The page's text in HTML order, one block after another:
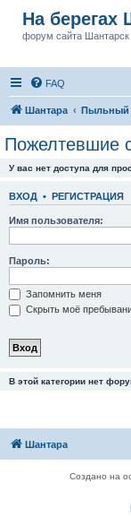
На берегах
форум сайта Шантарск
FAQ
Шантара Пыльный
Пожелтевшие
У вас нет доступа для
ВХОД • РЕГИСТРАЦИЯ
Имя пользователя:
Пароль:
Запомнить меня
Скрыть моё
В этой категории нет
Шантара
Создано на